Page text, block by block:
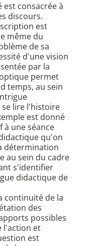
consacrée à
discours.
est
même du
de sa
d'une vision
par la
permet
temps, au sein
lire l'histoire
est donné
une séance
qu'on
détermination
au sein du cadre
s'identifier
didactique de
continuité de la
des
possibles
l'action et
est